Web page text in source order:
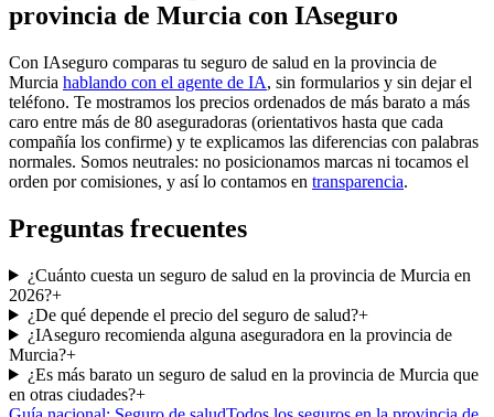
provincia de Murcia con IAseguro
Con IAseguro comparas tu seguro de salud en la provincia de
Murcia hablando con el agente de IA, sin formularios y sin dejar el
teléfono. Te mostramos los precios ordenados de más barato a más
caro entre más de 80 aseguradoras (orientativos hasta que cada
compañía los confirme) y te explicamos las diferencias con palabras
normales. Somos neutrales: no posicionamos marcas ni tocamos el
orden por comisiones, y así lo contamos en transparencia.
Preguntas frecuentes
¿Cuánto cuesta un seguro de salud en la provincia de Murcia en
2026?+
¿De qué depende el precio del seguro de salud?+
¿IAseguro recomienda alguna aseguradora en la provincia de
Murcia?+
¿Es más barato un seguro de salud en la provincia de Murcia que
en otras ciudades?+